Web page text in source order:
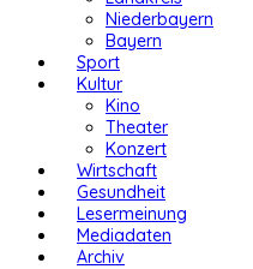
Niederbayern
Bayern
Sport
Kultur
Kino
Theater
Konzert
Wirtschaft
Gesundheit
Lesermeinung
Mediadaten
Archiv